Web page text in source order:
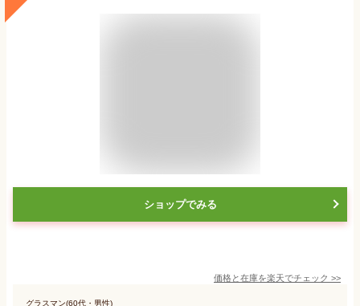
ショップでみる
価格と在庫を楽天でチェック >>
グラスマン(60代・男性)